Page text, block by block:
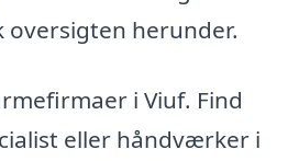
oversigten herunder.
i Viuf. Find
eller håndværker i